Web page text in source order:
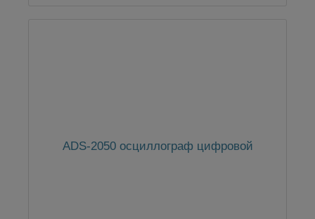
ADS-2050 осциллограф цифровой